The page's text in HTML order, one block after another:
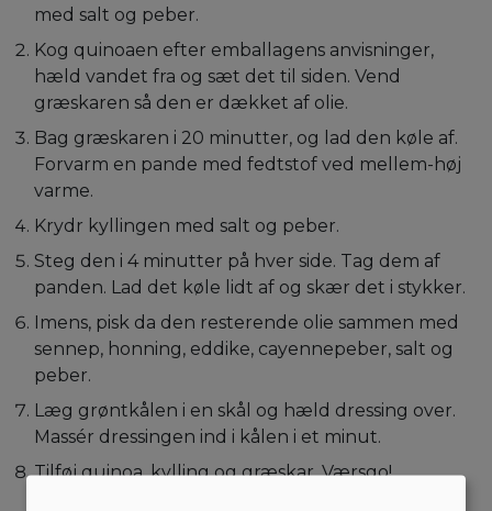
med salt og peber.
Kog quinoaen efter emballagens anvisninger,
hæld vandet fra og sæt det til siden. Vend
græskaren så den er dækket af olie.
Bag græskaren i 20 minutter, og lad den køle af.
Forvarm en pande med fedtstof ved mellem-høj
varme.
Krydr kyllingen med salt og peber.
Steg den i 4 minutter på hver side. Tag dem af
panden. Lad det køle lidt af og skær det i stykker.
Imens, pisk da den resterende olie sammen med
sennep, honning, eddike, cayennepeber, salt og
peber.
Læg grøntkålen i en skål og hæld dressing over.
Massér dressingen ind i kålen i et minut.
Tilføj quinoa, kylling og græskar. Værsgo!